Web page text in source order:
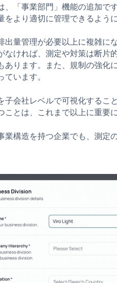
、「事業部門」機能の追加で
より適切に管理できるよう
出量管理が必要以上に複雑に
なければ、測定や対策は断片
あります。また、規制の強化
います。
子会社レベルで可視化するこ
とは、これまで以上に重要
業構造を持つ企業でも、測定